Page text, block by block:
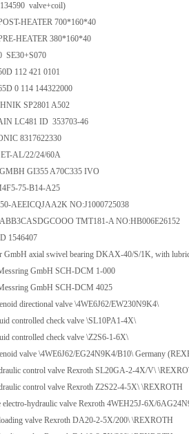
valve+coil)
HEATER 700*160*40
HEATER 380*160*40
SE30+S070
112 421 0101
0 114 144322000
SP2801 A502
LC481 ID 353703-46
8317622330
AL/22/24/60A
GI355 A70C335 IVO
75-B14-A25
AEEICQJAA2K NO:J1000725038
TMT181-A NO:HB006E26152
1546407
GmbH axial swivel bearing DKAX-40/S/1K, with
GmbH SCH-DCM 1-000
GmbH SCH-DCM 4025
directional valve \4WE6J62/EW230N9K4\
controlled check valve \SL10PA1-4X\
controlled check valve \Z2S6-1-6X\
valve \4WE6J62/EG24N9K4/B10\ Germany
control valve Rexroth SL20GA-2-4X/V\
control valve Rexroth Z2S22-4-5X\ \REXROTH
electro-hydraulic valve Rexroth 4WEH25J-6X/
valve Rexroth DA20-2-5X/200\ \REXROTH